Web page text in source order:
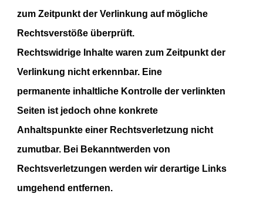
zum Zeitpunkt der Verlinkung auf mögliche
Rechtsverstöße überprüft.
Rechtswidrige Inhalte waren zum Zeitpunkt der
Verlinkung nicht erkennbar. Eine
permanente inhaltliche Kontrolle der verlinkten
Seiten ist jedoch ohne konkrete
Anhaltspunkte einer Rechtsverletzung nicht
zumutbar. Bei Bekanntwerden von
Rechtsverletzungen werden wir derartige Links
umgehend entfernen.